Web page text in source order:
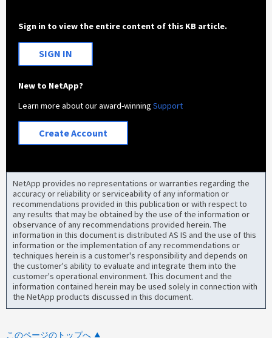
Sign in to view the entire content of this KB article.
SIGN IN
New to NetApp?
Learn more about our award-winningSupport
Create Account
NetApp provides no representations or warranties regarding the
accuracy or reliability or serviceability of any information or
recommendations provided in this publication or with respect to
any results that may be obtained by the use of the information or
observance of any recommendations provided herein. The
information in this document is distributed AS IS and the use of this
information or the implementation of any recommendations or
techniques herein is a customer's responsibility and depends on
the customer's ability to evaluate and integrate them into the
customer's operational environment. This document and the
information contained herein may be used solely in connection with
the NetApp products discussed in this document.
このページのトップへ